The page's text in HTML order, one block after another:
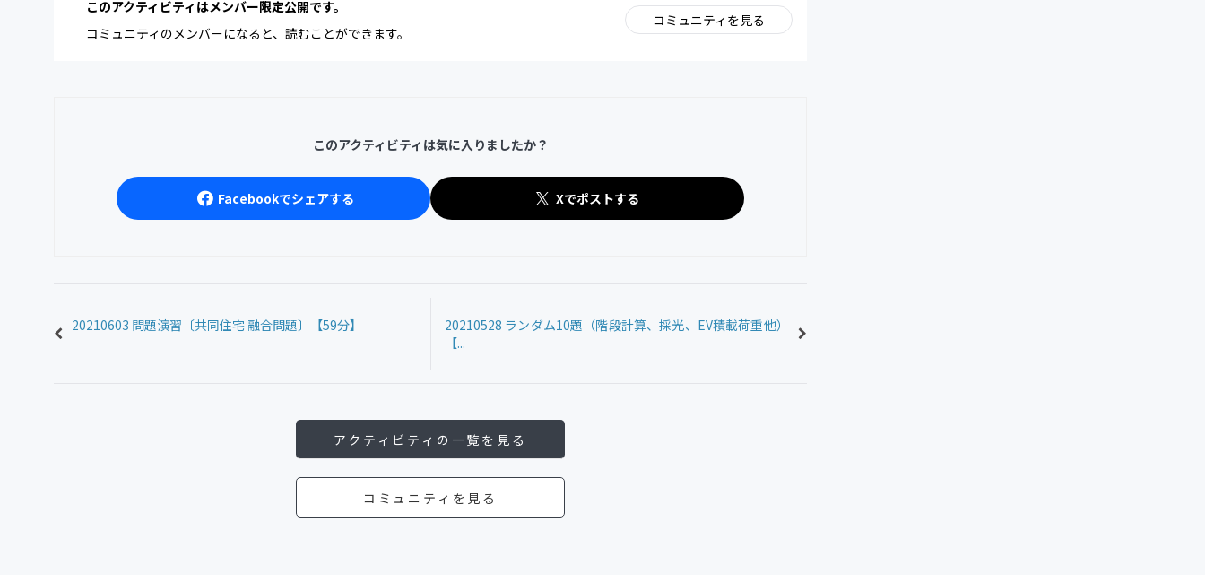
このアクティビティはメンバー限定公開です。
コミュニティのメンバーになると、読むことができます。
コミュニティを見る
このアクティビティは気に入りましたか？
Facebookでシェアする Xでポストする
20210603 問題演習〔共同住宅 融合問題〕【59分】
20210528 ランダム10題（階段計算、採光、EV積載荷重他）
【...
アクティビティの一覧を見る
コミュニティを見る